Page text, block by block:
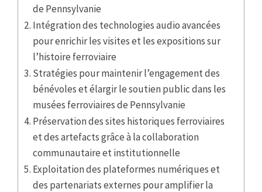
de Pennsylvanie
Intégration des technologies audio avancées
pour enrichir les visites et les expositions sur
l’histoire ferroviaire
Stratégies pour maintenir l’engagement des
bénévoles et élargir le soutien public dans les
musées ferroviaires de Pennsylvanie
Préservation des sites historiques ferroviaires
et des artefacts grâce à la collaboration
communautaire et institutionnelle
Exploitation des plateformes numériques et
des partenariats externes pour amplifier la